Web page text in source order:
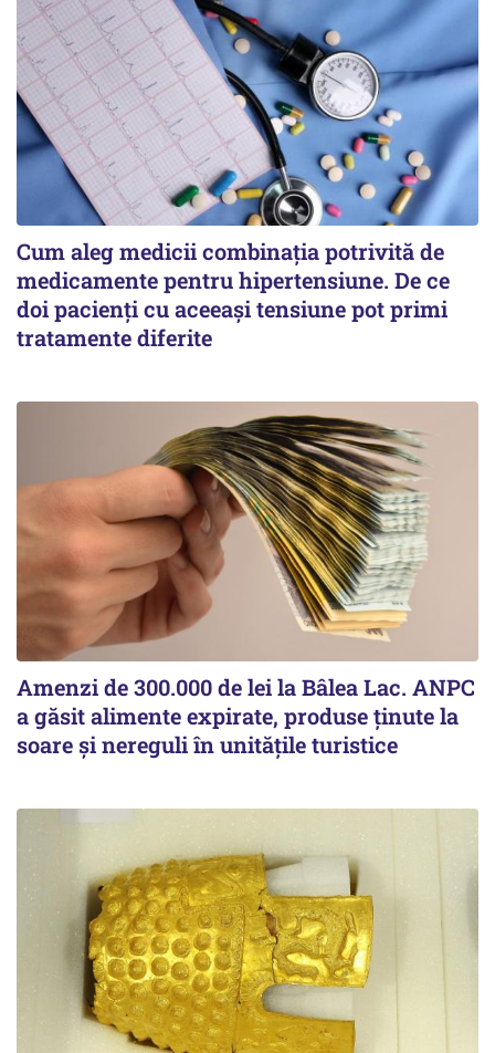
Cum aleg medicii combinația potrivită de
medicamente pentru hipertensiune. De ce
doi pacienți cu aceeași tensiune pot primi
tratamente diferite
Amenzi de 300.000 de lei la Bâlea Lac. ANPC
a găsit alimente expirate, produse ținute la
soare și nereguli în unitățile turistice